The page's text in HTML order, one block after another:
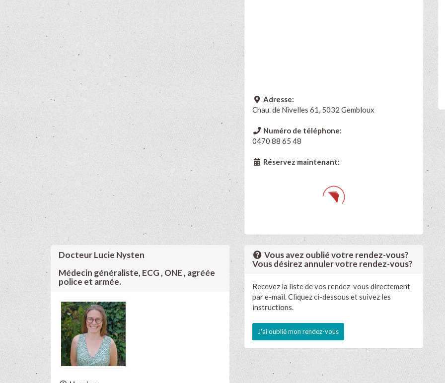
Adresse:
Chau. de Nivelles 61, 5032 Gembloux
Numéro de téléphone:
0470 88 65 48
Réservez maintenant:
Docteur Lucie Nysten
Médecin généraliste, ECG , ONE , agréée
police et armée.
Vous avez oublié votre rendez-vous?
Vous désirez annuler votre rendez-vous?
Recevez la liste de vos rendez-vous directement
par e-mail. Cliquez ci-dessous et suivez les
instructions.
J'ai oublié mon rendez-vous